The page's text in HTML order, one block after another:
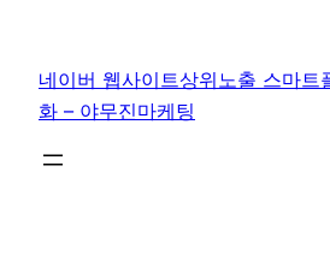
네이버 웹사이트상위노출 스마트
화 – 야무진마케팅